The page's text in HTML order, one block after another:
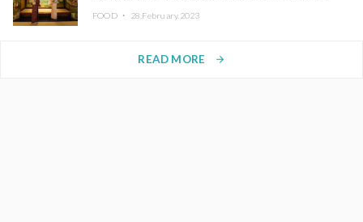
FOOD ・ 28.February.2023
READ MORE arrow_forward